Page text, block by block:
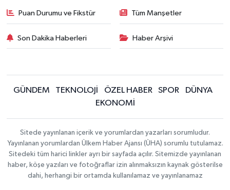
Puan Durumu ve Fikstür Tüm Manşetler
Son Dakika Haberleri Haber Arşivi
GÜNDEM TEKNOLOJİ ÖZEL HABER SPOR
DÜNYA
EKONOMİ
Sitede yayınlanan içerik ve yorumlardan yazarları sorumludur.
Yayınlanan yorumlardan Ülkem Haber Ajansı (ÜHA) sorumlu tutulamaz.
Sitedeki tüm harici linkler ayrı bir sayfada açılır. Sitemizde yayınlanan
haber, köşe yazıları ve fotoğraflar izin alınmaksızın kaynak gösterilse
dahi, herhangi bir ortamda kullanılamaz ve yayınlanamaz